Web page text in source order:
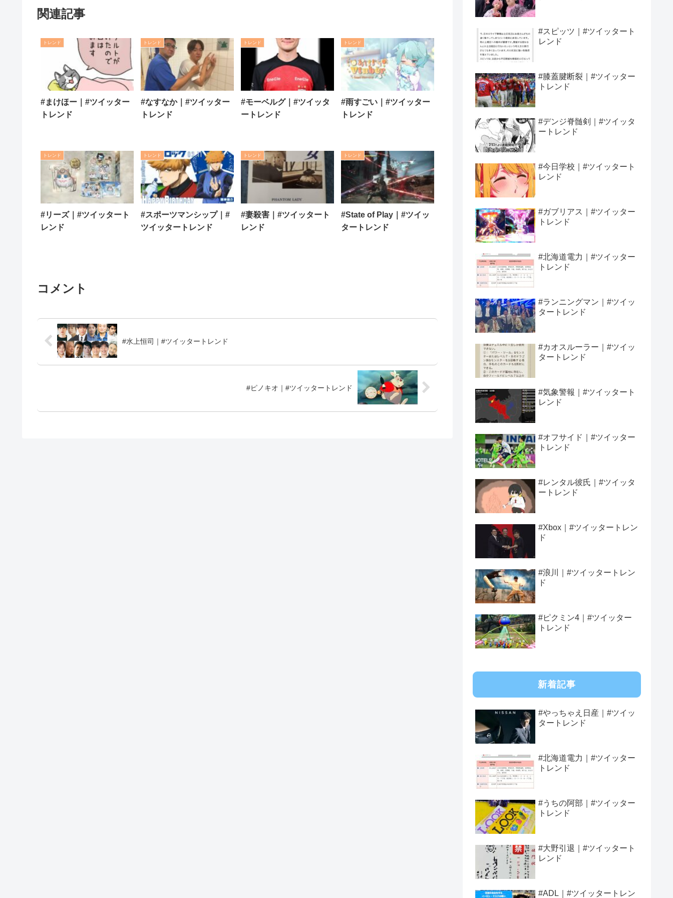
関連記事
トレンド
#まけほー｜#ツイッター
トレンド
トレンド
#なすなか｜#ツイッター
トレンド
トレンド
#モーベルグ｜#ツイッタ
ートレンド
トレンド
#雨すごい｜#ツイッター
トレンド
トレンド
#リーズ｜#ツイッタート
レンド
トレンド
#スポーツマンシップ｜#
ツイッタートレンド
トレンド
#妻殺害｜#ツイッタート
レンド
トレンド
#State of Play｜#ツイッ
タートレンド
コメント
#水上恒司｜#ツイッタートレンド
#ピノキオ｜#ツイッタートレンド
#スピッツ｜#ツイッタート
レンド
#膝蓋腱断裂｜#ツイッター
トレンド
#デンジ脊髄剣｜#ツイッタ
ートレンド
#今日学校｜#ツイッタート
レンド
#ガブリアス｜#ツイッター
トレンド
#北海道電力｜#ツイッター
トレンド
#ランニングマン｜#ツイッ
タートレンド
#カオスルーラー｜#ツイッ
タートレンド
#気象警報｜#ツイッタート
レンド
#オフサイド｜#ツイッター
トレンド
#レンタル彼氏｜#ツイッタ
ートレンド
#Xbox｜#ツイッタートレン
ド
#浪川｜#ツイッタートレン
ド
#ピクミン4｜#ツイッター
トレンド
新着記事
#やっちゃえ日産｜#ツイッ
タートレンド
#北海道電力｜#ツイッター
トレンド
#うちの阿部｜#ツイッター
トレンド
#大野引退｜#ツイッタート
レンド
#ADL｜#ツイッタートレン